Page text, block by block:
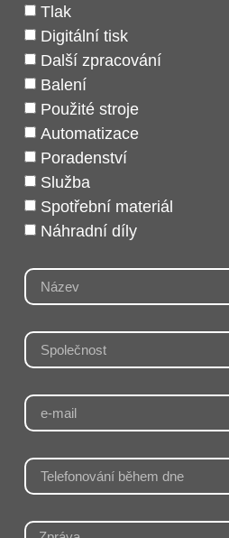
Tlak
Digitální tisk
Další zpracování
Balení
Použité stroje
Automatizace
Poradenství
Služba
Spotřební materiál
Náhradní díly